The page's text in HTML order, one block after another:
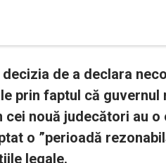
decizia de a declara
prin faptul că guvernul
cei nouă judecători au o
o ”perioadă
legale.